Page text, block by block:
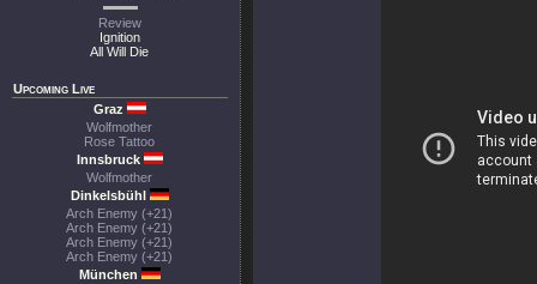
Review
Ignition
All Will Die
Upcoming Live
Graz
Wolfmother
Rose Tattoo
Innsbruck
Wolfmother
Dinkelsbühl
Arch Enemy (+21)
Arch Enemy (+21)
Arch Enemy (+21)
Arch Enemy (+21)
München